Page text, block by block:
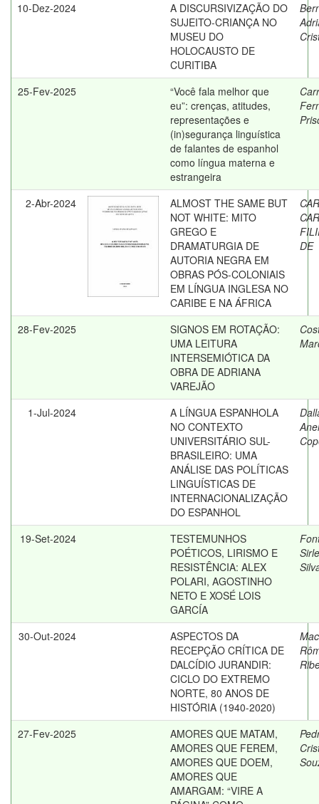
10-Dez-2024
A DISCURSIVIZAÇÃO DO
SUJEITO-CRIANÇA NO
MUSEU DO
HOLOCAUSTO DE
CURITIBA
25-Fev-2025
“Você fala melhor que
eu”: crenças, atitudes,
representações e
(in)segurança linguística
de falantes de espanhol
como língua materna e
estrangeira
2-Abr-2024
ALMOST THE SAME BUT
NOT WHITE: MITO
GREGO E
DRAMATURGIA DE
AUTORIA NEGRA EM
OBRAS PÓS-COLONIAIS
EM LÍNGUA INGLESA NO
CARIBE E NA ÁFRICA
DE
28-Fev-2025
SIGNOS EM ROTAÇÃO:
UMA LEITURA
INTERSEMIÓTICA DA
OBRA DE ADRIANA
VAREJÃO
1-Jul-2024
A LÍNGUA ESPANHOLA
NO CONTEXTO
UNIVERSITÁRIO SUL-
BRASILEIRO: UMA
ANÁLISE DAS POLÍTICAS
LINGUÍSTICAS DE
INTERNACIONALIZAÇÃO
DO ESPANHOL
19-Set-2024
TESTEMUNHOS
POÉTICOS, LIRISMO E
RESISTÊNCIA: ALEX
POLARI, AGOSTINHO
NETO E XOSÉ LOIS
GARCÍA
30-Out-2024
ASPECTOS DA
RECEPÇÃO CRÍTICA DE
DALCÍDIO JURANDIR:
CICLO DO EXTREMO
NORTE, 80 ANOS DE
HISTÓRIA (1940-2020)
27-Fev-2025
AMORES QUE MATAM,
AMORES QUE FEREM,
AMORES QUE DOEM,
AMORES QUE
AMARGAM: “VIRE A